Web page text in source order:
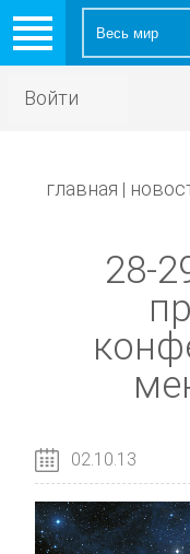
Войти
главная |
28-
02.10.13